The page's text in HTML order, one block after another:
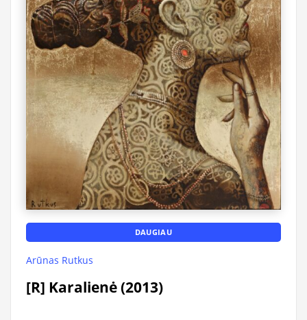
DAUGIAU
Arūnas Rutkus
[R] Karalienė (2013)